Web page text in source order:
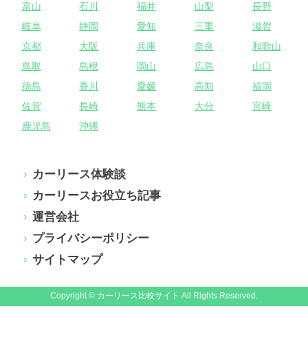
富山
石川 福井 山梨
長野
岐阜
静岡 愛知 三重
滋賀
京都
大阪 兵庫 奈良
和歌山
鳥取
島根 岡山 広島
山口
徳島
香川 愛媛 高知
福岡
佐賀
長崎 熊本 大分
宮崎
鹿児島
沖縄
カーリース体験談
カーリースお役立ち記事
運営会社
プライバシーポリシー
サイトマップ
Copyright © カーリース比較サイト All Rights Reserved.